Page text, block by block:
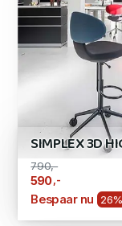
SIMPLEX 3D
790,-
590 ,-
Bespaar nu 26%